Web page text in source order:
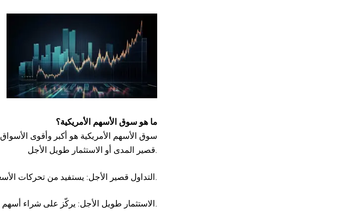
ما هو سوق الأسهم الأمريكية؟
سوق الأسهم الأمريكية هو أكبر وأقوى
قصير المدى أو الاستثمار طويل الأجل.
التداول قصير الأجل: يستفيد من تحركات الأسعار خلال دقائق أو ساعات.
الاستثمار طويل الأجل: يركّز على شراء أسهم شركات قوية والاحتفاظ بها لسنوات.